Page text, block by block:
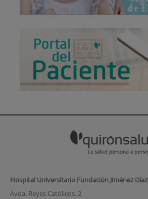
Hospital Universitario Fundación Jiménez Díaz
Avda. Reyes Católicos, 2